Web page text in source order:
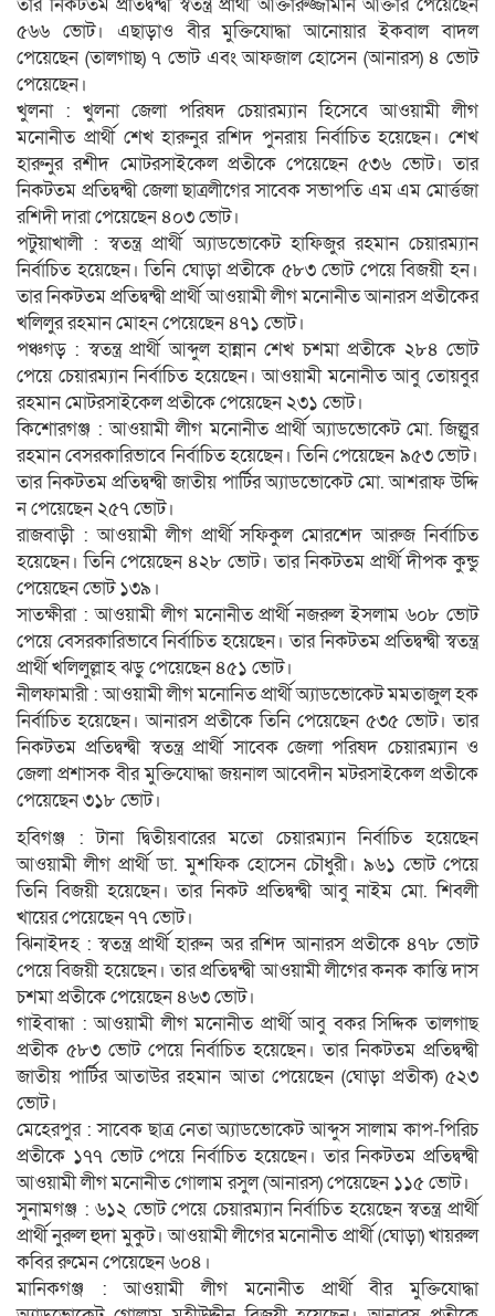
৫৬৬ ভোট। এছাড়াও বীর মুক্তিযোদ্ধা আনোয়ার ইকবাল বাদল
পেয়েছেন (তালগাছ) ৭ ভোট এবং আফজাল হোসেন (আনারস) ৪ ভোট
পেয়েছেন।
খুলনা : খুলনা জেলা পরিষদ চেয়ারম্যান হিসেবে আওয়ামী লীগ
মনোনীত প্রার্থী শেখ হারুনুর রশিদ পুনরায় নির্বাচিত হয়েছেন। শেখ
হারুনুর রশীদ মোটরসাইকেল প্রতীকে পেয়েছেন ৫৩৬ ভোট। তার
নিকটতম প্রতিদ্বন্দ্বী জেলা ছাত্রলীগের সাবেক সভাপতি এম এম মোর্ত্তজা
রশিদী দারা পেয়েছেন ৪০৩ ভোট।
পটুয়াখালী : স্বতন্ত্র প্রার্থী অ্যাডভোকেট হাফিজুর রহমান চেয়ারম্যান
নির্বাচিত হয়েছেন। তিনি ঘোড়া প্রতীকে ৫৮৩ ভোট পেয়ে বিজয়ী হন।
তার নিকটতম প্রতিদ্বন্দ্বী প্রার্থী আওয়ামী লীগ মনোনীত আনারস প্রতীকের
খলিলুর রহমান মোহন পেয়েছেন ৪৭১ ভোট।
পঞ্চগড় : স্বতন্ত্র প্রার্থী আব্দুল হান্নান শেখ চশমা প্রতীকে ২৮৪ ভোট
পেয়ে চেয়ারম্যান নির্বাচিত হয়েছেন। আওয়ামী মনোনীত আবু তোয়বুর
রহমান মোটরসাইকেল প্রতীকে পেয়েছেন ২৩১ ভোট।
কি‌শোরগ‌ঞ্জ : আওয়ামী লীগ মনোনীত প্রার্থী অ্যাডভোকেট মো. জিল্লুর
রহমান বেসরকা‌রিভা‌বে নির্বা‌চিত হ‌য়ে‌ছেন। তি‌নি পেয়েছেন ৯৫৩ ভোট।
তার নিকটতম প্রতিদ্বন্দ্বী জাতীয় পা‌র্টির অ্যাডভোকেট মো. আশরাফ উদ্দি
ন পে‌য়ে‌ছেন ২৫৭ ভোট।
রাজবাড়ী : আওয়ামী লীগ প্রার্থী স‌ফিকুল মোর‌শেদ আরুজ নির্বাচিত
হ‌য়ে‌ছেন। তি‌নি পে‌য়ে‌ছেন ৪২৮ ভোট। তার নিকটতম প্রার্থী দীপক কুন্ডু
পে‌য়ে‌ছেন ভোট ১৩৯।
সাতক্ষীরা : আওয়ামী লীগ মনোনীত প্রার্থী নজরুল ইসলাম ৬০৮ ভোট
পেয়ে বেসরকারিভাবে নির্বাচিত হয়েছেন। তার নিকটতম প্রতিদ্বন্দ্বী স্বতন্ত্র
প্রার্থী খলিলুল্লাহ ঝড়ু পেয়েছেন ৪৫১ ভোট।
নীলফামারী : আওয়ামী লীগ মনোনিত প্রার্থী অ্যাডভোকেট মমতাজুল হক
নির্বাচিত হয়েছেন। আনারস প্রতীকে তিনি পেয়েছেন ৫৩৫ ভোট। তার
নিকটতম প্রতিদ্বন্দ্বী স্বতন্ত্র প্রার্থী সাবেক জেলা পরিষদ চেয়ারম্যান ও
জেলা প্রশাসক বীর মুক্তিযোদ্ধা জয়নাল আবেদীন মটরসাইকেল প্রতীকে
পেয়েছেন ৩১৮ ভোট।
হবিগঞ্জ : টানা দ্বিতীয়বারের মতো চেয়ারম্যান নির্বাচিত হয়েছেন
আওয়ামী লীগ প্রার্থী ডা. মুশফিক হোসেন চৌধুরী। ৯৬১ ভোট পেয়ে
তিনি বিজয়ী হয়েছেন। তার নিকট প্রতিদ্বন্দ্বী আবু নাইম মো. শিবলী
খায়ের পেয়েছেন ৭৭ ভোট।
ঝিনাইদহ : স্বতন্ত্র প্রার্থী হারুন অর রশিদ আনারস প্রতীকে ৪৭৮ ভোট
পেয়ে বিজয়ী হয়েছেন। তার প্রতিদ্বন্দ্বী আওয়ামী লীগের কনক কান্তি দাস
চশমা প্রতীকে পেয়েছেন ৪৬৩ ভোট।
গাইবান্ধা : আওয়ামী লীগ মনোনীত প্রার্থী আবু বকর সিদ্দিক তালগাছ
প্রতীক ৫৮৩ ভোট পেয়ে নির্বাচিত হয়েছেন। তার নিকটতম প্রতিদ্বন্দ্বী
জাতীয় পার্টির আতাউর রহমান আতা পেয়েছেন (ঘোড়া প্রতীক) ৫২৩
ভোট।
মেহেরপুর : সাবেক ছাত্র নেতা অ্যাডভোকেট আব্দুস সালাম কাপ-পিরিচ
প্রতীকে ১৭৭ ভোট পেয়ে নির্বাচিত হয়েছেন। তার নিকটতম প্রতিদ্বন্দ্বী
আওয়ামী লীগ মনোনীত গোলাম রসুল (আনারস) পেয়েছেন ১১৫ ভোট।
সুনামগঞ্জ : ৬১২ ভোট পেয়ে চেয়ারম্যান নির্বাচিত হয়েছেন স্বতন্ত্র প্রার্থী
প্রার্থী নুরুল হুদা মুকুট। আওয়ামী লীগের মনোনীত প্রার্থী (ঘোড়া) খায়রুল
কবির রুমেন পেয়েছেন ৬০৪।
মানিকগঞ্জ : আওয়ামী লীগ মনোনীত প্রার্থী বীর মুক্তিযোদ্ধা